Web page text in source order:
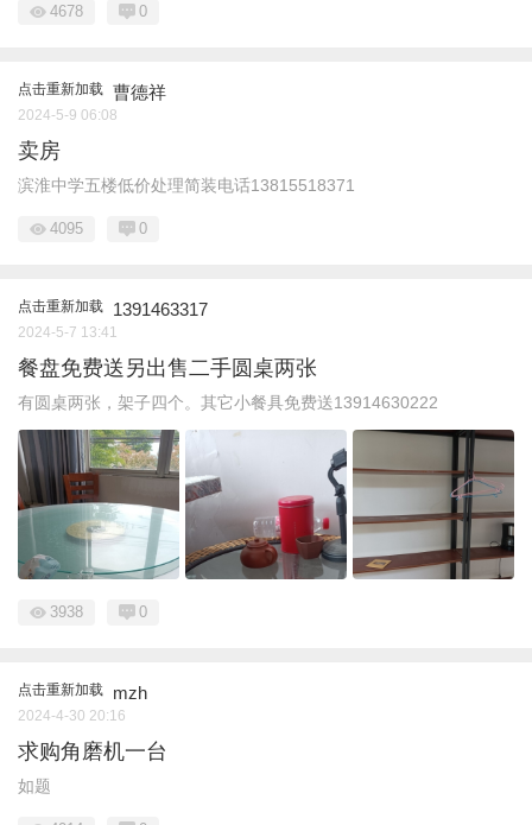
4678 0
点击重新加载 曹德祥
2024-5-9 06:08
卖房
滨淮中学五楼低价处理简装电话13815518371
4095 0
点击重新加载 1391463317
2024-5-7 13:41
餐盘免费送另出售二手圆桌两张
有圆桌两张，架子四个。其它小餐具免费送13914630222
3938 0
点击重新加载 mzh
2024-4-30 20:16
求购角磨机一台
如题